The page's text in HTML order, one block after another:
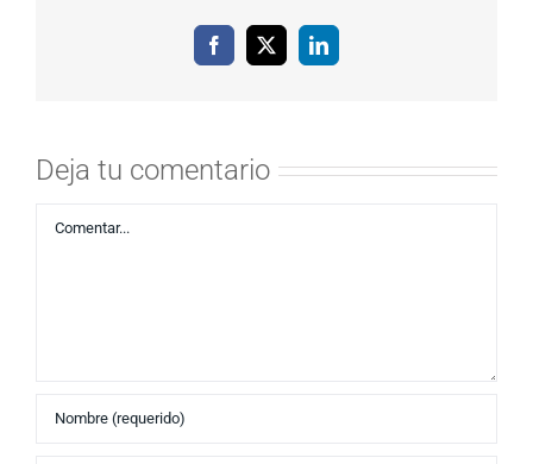
Facebook
X LinkedIn
Deja tu comentario
Comentar